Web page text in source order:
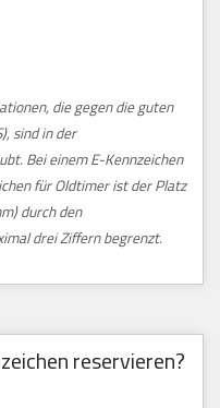
die gegen die guten
sind in der
Bei einem E-Kennzeichen
für Oldtimer ist der Platz
durch den
drei Ziffern begrenzt.
reservieren?